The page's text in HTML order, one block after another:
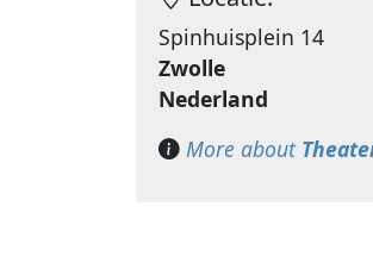
Spinhuisplein 14
Zwolle
Nederland
More about